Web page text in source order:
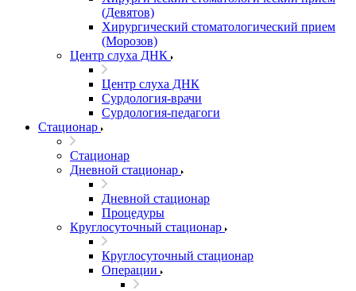
(Девятов)
Хирургический стоматологический прием
(Морозов)
Центр слуха ДНК
Центр слуха ДНК
Сурдология-врачи
Сурдология-педагоги
Стационар
Стационар
Дневной стационар
Дневной стационар
Процедуры
Круглосуточный стационар
Круглосуточный стационар
Операции